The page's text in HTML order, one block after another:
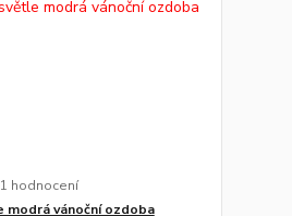
hodnocení
modrá vánoční ozdoba